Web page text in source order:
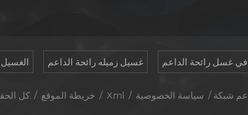
الغسيل غسيل زميله رائحة الداعم في غسل رائحة الداعم
كل الحقوق محفوظة. / خريطة الموقع / Xml / سياسة الخصوصية /